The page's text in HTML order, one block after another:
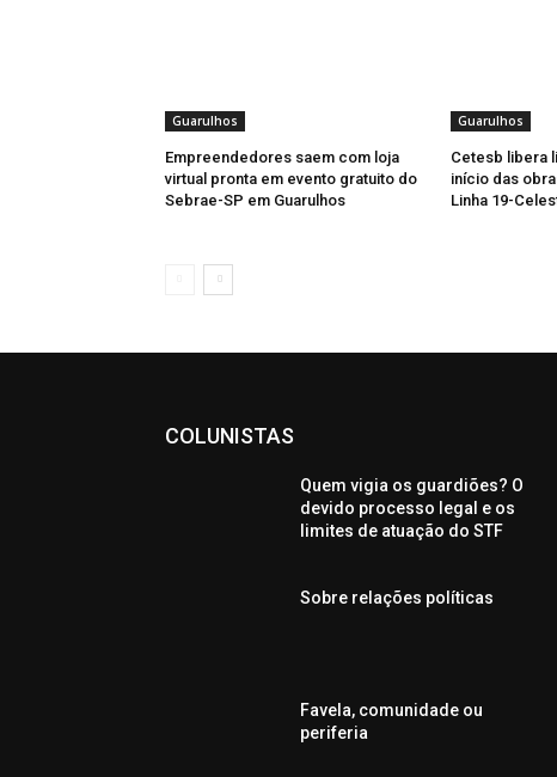
Guarulhos
Empreendedores saem com loja
virtual pronta em evento gratuito do
Sebrae-SP em Guarulhos
Guarulhos
Cetesb libera
início das
Linha 19-
COLUNISTAS
Quem vigia os guardiões? O
devido processo legal e os
limites de atuação do STF
Sobre relações políticas
Favela, comunidade ou
periferia